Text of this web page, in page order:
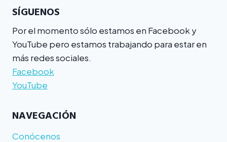
SÍGUENOS
Por el momento sólo estamos en Facebook y
YouTube pero estamos trabajando para estar en
más redes sociales.
Facebook
YouTube
NAVEGACIÓN
Conócenos